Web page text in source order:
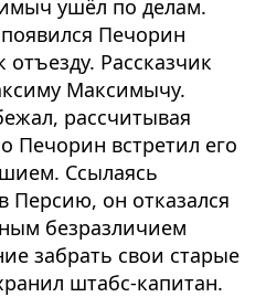
ушёл по делам.
Печорин
отъезду. Рассказчик
Максимычу.
рассчитывая
Печорин встретил его
Ссылаясь
Персию, он отказался
безразличием
забрать свои старые
штабс-капитан.